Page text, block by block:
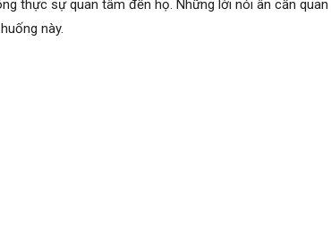
thực sự quan tâm đến họ. Những lời nói ân cần quan
này.